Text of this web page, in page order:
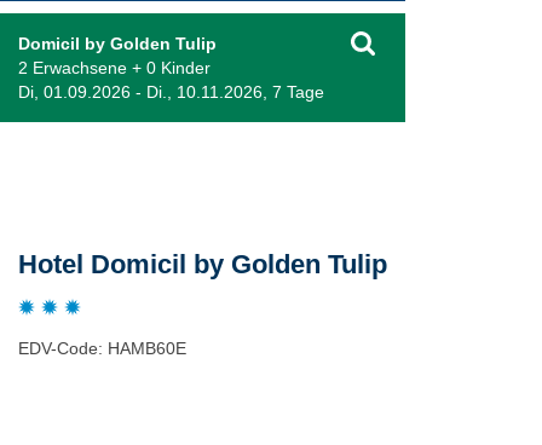
Domicil by Golden Tulip
2 Erwachsene + 0 Kinder
Di, 01.09.2026 - Di., 10.11.2026, 7 Tage
Hotel Domicil by Golden Tulip
EDV-Code: HAMB60E